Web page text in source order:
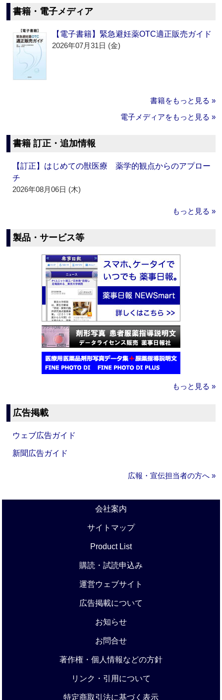
書籍・電子メディア
【電子書籍】緊急避妊薬OTC適正販売ガイド
2026年07月31日 (金)
書籍をもっと見る »
電子メディアをもっと見る »
書籍 訂正・追加情報
【訂正】はじめての獣医療 薬学的観点からのアプロー
チ
2026年08月06日 (木)
もっと見る »
製品・サービス等
もっと見る »
広告掲載
ウェブ広告ガイド
新聞広告ガイド
広報・宣伝担当者の方へ »
会社案内
サイトマップ
Product List
購読・試読申込み
運営ウェブサイト
広告掲載について
お知らせ
お問合せ
著作権・個人情報などの方針
リンク・引用について
特定商取引法に基づく表示